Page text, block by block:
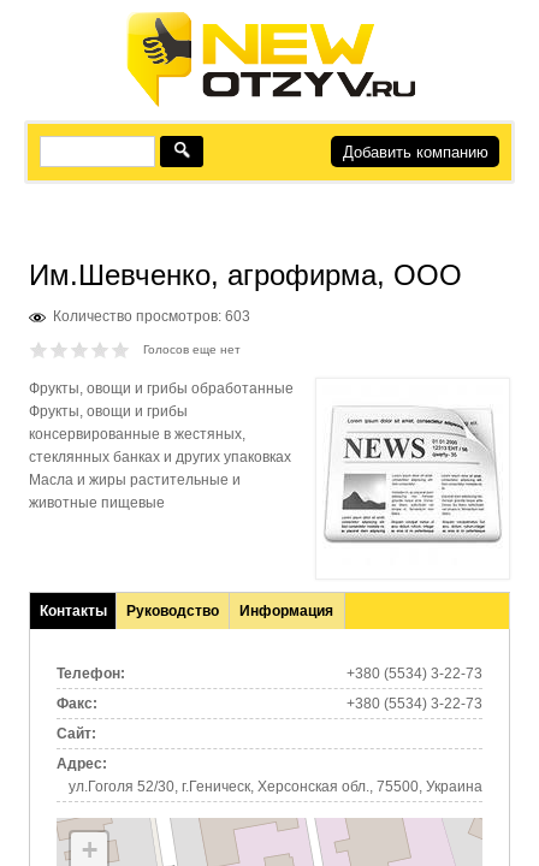
Добавить компанию
Им.Шевченко, агрофирма, ООО
Количество просмотров: 603
Голосов еще нет
Фрукты, овощи и грибы обработанные
Фрукты, овощи и грибы
консервированные в жестяных,
стеклянных банках и других упаковках
Масла и жиры растительные и
животные пищевые
Контакты
(активная
Руководство Информация
Телефон:
+380 (5534) 3-22-73
Факс:
+380 (5534) 3-22-73
Сайт:
Адрес:
ул.Гоголя 52/30, г.Геническ, Херсонская обл., 75500, Украина
+